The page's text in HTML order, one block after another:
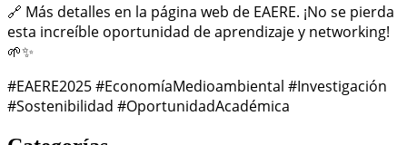
🔗 Más detalles en la página web de EAERE. ¡No se pierda
esta increíble oportunidad de aprendizaje y networking!
🌱✨
#EAERE2025 #EconomíaMedioambiental #Investigación
#Sostenibilidad #OportunidadAcadémica